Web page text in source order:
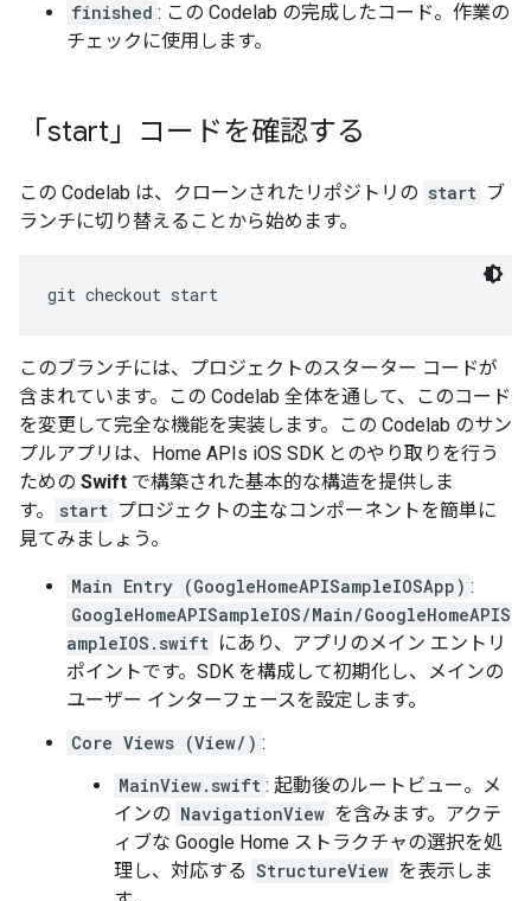
finished : この Codelab の完成したコード。作業の
チェックに使用します。
「start」コードを確認する
この Codelab は、クローンされたリポジトリの start ブ
ランチに切り替えることから始めます。
このブランチには、プロジェクトのスターター コードが
含まれています。この Codelab 全体を通して、このコード
を変更して完全な機能を実装します。この Codelab のサン
プルアプリは、Home APIs iOS SDK とのやり取りを行う
ための Swift で構築された基本的な構造を提供しま
す。
start プロジェクトの主なコンポーネントを簡単に
見てみましょう。
Main Entry (GoogleHomeAPISampleIOSApp) :
GoogleHomeAPISampleIOS/Main/GoogleHomeAPIS
ampleIOS.swift にあり、アプリのメイン エントリ
ポイントです。SDK を構成して初期化し、メインの
ユーザー インターフェースを設定します。
Core Views (View/) :
MainView.swift : 起動後のルートビュー。メ
インの NavigationView を含みます。アクテ
ィブな Google Home ストラクチャの選択を処
理し、対応する StructureView を表示しま